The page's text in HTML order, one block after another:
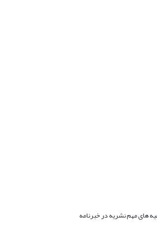
های مهم نشریه در خبرنامه